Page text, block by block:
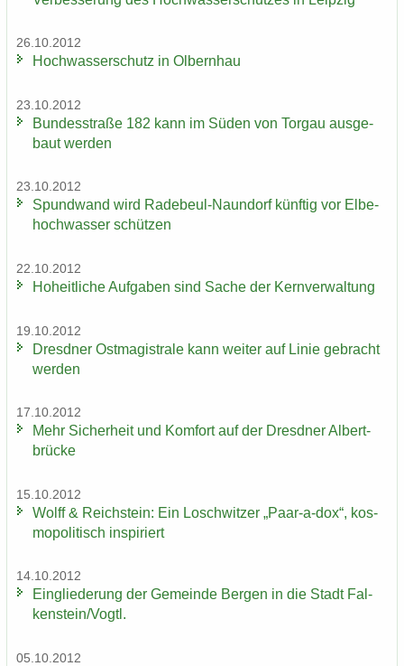
26.10.2012
Hoch­was­ser­schutz in Ol­bern­hau
23.10.2012
Bun­des­stra­ße 182 kann im Süden von Tor­gau aus­ge­
baut wer­den
23.10.2012
Spund­wand wird Radebeul-​Naundorf künf­tig vor El­be­
hoch­was­ser schüt­zen
22.10.2012
Ho­heit­li­che Auf­ga­ben sind Sache der Kern­ver­wal­tung
19.10.2012
Dresd­ner Ost­ma­gis­tra­le kann wei­ter auf Linie ge­bracht
wer­den
17.10.2012
Mehr Si­cher­heit und Kom­fort auf der Dresd­ner Al­bert­
brü­cke
15.10.2012
Wolff & Reichs­tein: Ein Losch­wit­zer „Paar-​a-dox“, kos­
mo­po­li­tisch in­spi­riert
14.10.2012
Ein­glie­de­rung der Ge­mein­de Ber­gen in die Stadt Fal­
ken­stein/Vogtl.
05.10.2012